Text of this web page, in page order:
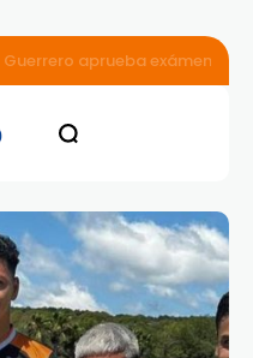
Guerrero aprueba exámenes